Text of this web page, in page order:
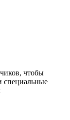
чтобы
специальные